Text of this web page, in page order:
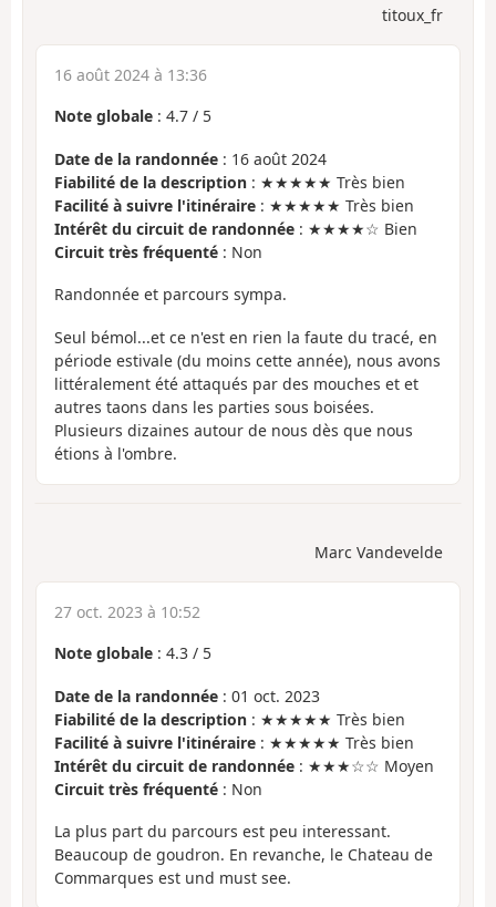
titoux_fr
16 août 2024 à 13:36
Note globale : 4.7 / 5
Date de la randonnée : 16 août 2024
Fiabilité de la description : ★★★★★ Très bien
Facilité à suivre l'itinéraire : ★★★★★ Très bien
Intérêt du circuit de randonnée : ★★★★☆ Bien
Circuit très fréquenté : Non
Randonnée et parcours sympa.
Seul bémol...et ce n'est en rien la faute du tracé, en
période estivale (du moins cette année), nous avons
littéralement été attaqués par des mouches et et
autres taons dans les parties sous boisées.
Plusieurs dizaines autour de nous dès que nous
étions à l'ombre.
Marc Vandevelde
27 oct. 2023 à 10:52
Note globale : 4.3 / 5
Date de la randonnée : 01 oct. 2023
Fiabilité de la description : ★★★★★ Très bien
Facilité à suivre l'itinéraire : ★★★★★ Très bien
Intérêt du circuit de randonnée : ★★★☆☆ Moyen
Circuit très fréquenté : Non
La plus part du parcours est peu interessant.
Beaucoup de goudron. En revanche, le Chateau de
Commarques est und must see.